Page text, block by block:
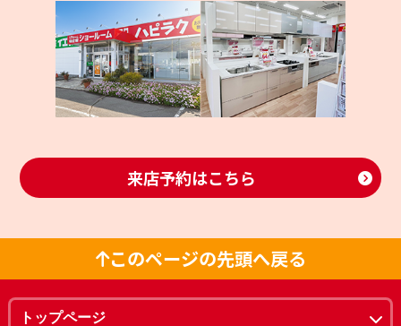
来店予約はこちら
このページの先頭へ戻る